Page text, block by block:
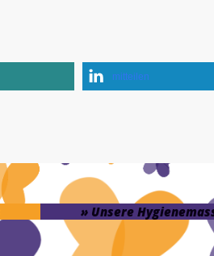
mitteilen
» Unsere